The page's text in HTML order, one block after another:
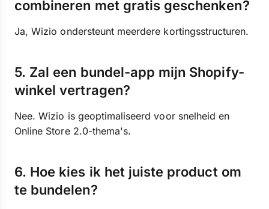
combineren met gratis geschenken?
Ja, Wizio ondersteunt meerdere kortingsstructuren.
5. Zal een bundel-app mijn Shopify-
winkel vertragen?
Nee. Wizio is geoptimaliseerd voor snelheid en
Online Store 2.0-thema's.
6. Hoe kies ik het juiste product om
te bundelen?